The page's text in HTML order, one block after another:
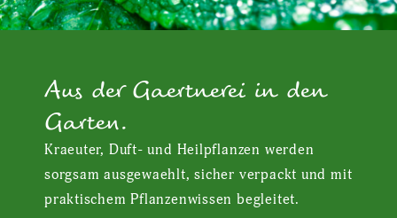
Aus der Gaertnerei in den
Garten.
Kraeuter, Duft- und Heilpflanzen werden
sorgsam ausgewaehlt, sicher verpackt und mit
praktischem Pflanzenwissen begleitet.